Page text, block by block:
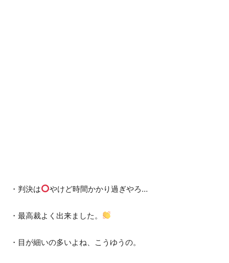
・判決は やけど時間かかり過ぎやろ…
・最高裁よく出来ました。
・目が細いの多いよね、こうゆうの。